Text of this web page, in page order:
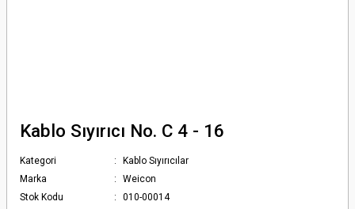
Kablo Sıyırıcı No. C 4 - 16
Kategori
Kablo Sıyırıcılar
Marka
Weicon
Stok Kodu
010-00014